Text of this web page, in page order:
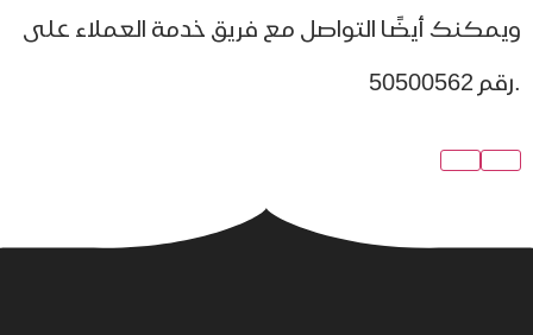
أيضًا التواصل مع فريق خدمة العملاء على